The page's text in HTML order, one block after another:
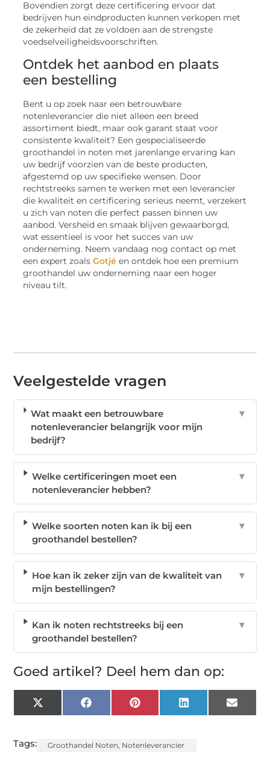
Bovendien zorgt deze certificering ervoor dat
bedrijven hun eindproducten kunnen verkopen met
de zekerheid dat ze voldoen aan de strengste
voedselveiligheidsvoorschriften.
Ontdek het aanbod en plaats
een bestelling
Bent u op zoek naar een betrouwbare
notenleverancier die niet alleen een breed
assortiment biedt, maar ook garant staat voor
consistente kwaliteit? Een gespecialiseerde
groothandel in noten met jarenlange ervaring kan
uw bedrijf voorzien van de beste producten,
afgestemd op uw specifieke wensen. Door
rechtstreeks samen te werken met een leverancier
die kwaliteit en certificering serieus neemt, verzekert
u zich van noten die perfect passen binnen uw
aanbod. Versheid en smaak blijven gewaarborgd,
wat essentieel is voor het succes van uw
onderneming. Neem vandaag nog contact op met
een expert zoalsGotjé en ontdek hoe een premium
groothandel uw onderneming naar een hoger
niveau tilt.
Veelgestelde vragen
Wat maakt een betrouwbare
notenleverancier belangrijk voor mijn
bedrijf?
▼
Welke certificeringen moet een
notenleverancier hebben?
▼
Welke soorten noten kan ik bij een
groothandel bestellen?
▼
Hoe kan ik zeker zijn van de kwaliteit van
mijn bestellingen?
▼
Kan ik noten rechtstreeks bij een
groothandel bestellen?
▼
Goed artikel? Deel hem dan op:
X
(Twitter)
FacebookPinterest LinkedIn Email
Tags: Groothandel Noten Notenleverancier